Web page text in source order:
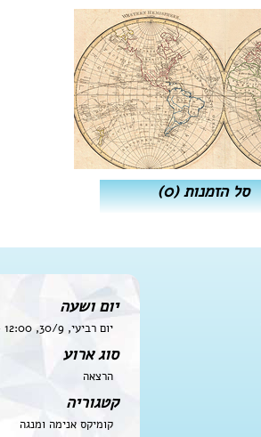
סל הזמנות(0)
יום ושעה
יום רביעי, 30/9, 12:00 - 14:00
סוג ארוע
הרצאה
קטגוריה
קומיקס אנימה ומנגה